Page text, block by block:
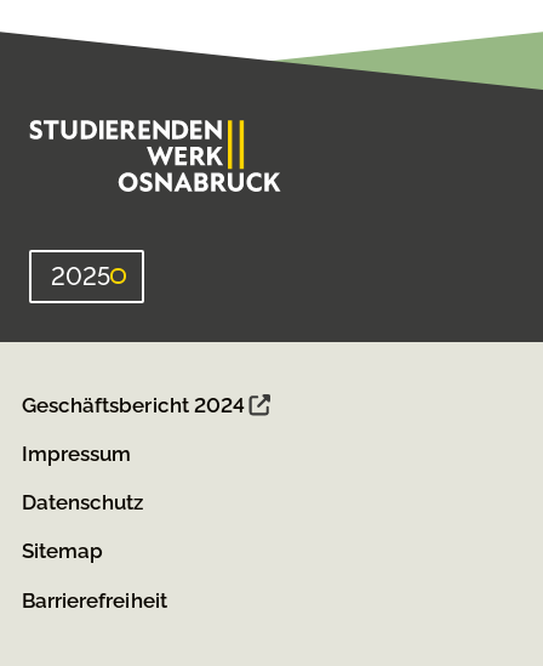
2025
Geschäftsbericht 2024
Impressum
Datenschutz
Sitemap
Barrierefreiheit